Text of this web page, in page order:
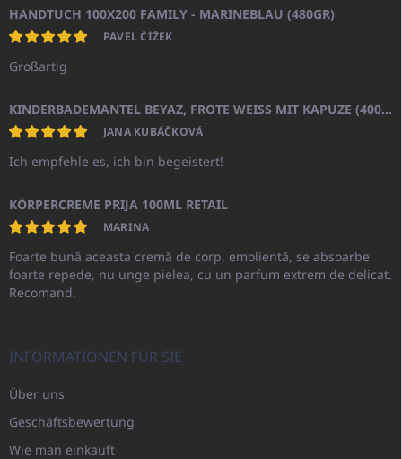
HANDTUCH 100X200 FAMILY - MARINEBLAU (480GR)
PAVEL ČÍŽEK
Großartig
KINDERBADEMANTEL BEYAZ, FROTE WEISS MIT KAPUZE (400GR)
JANA KUBÁČKOVÁ
Ich empfehle es, ich bin begeistert!
KÖRPERCREME PRIJA 100ML RETAIL
MARINA
Foarte bună aceasta cremă de corp, emolientă, se absoarbe
foarte repede, nu unge pielea, cu un parfum extrem de delicat.
Recomand.
INFORMATIONEN FÜR SIE
Über uns
Geschäftsbewertung
Wie man einkauft